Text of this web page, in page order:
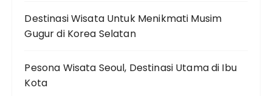
Destinasi Wisata Untuk Menikmati Musim
Gugur di Korea Selatan
Pesona Wisata Seoul, Destinasi Utama di Ibu
Kota